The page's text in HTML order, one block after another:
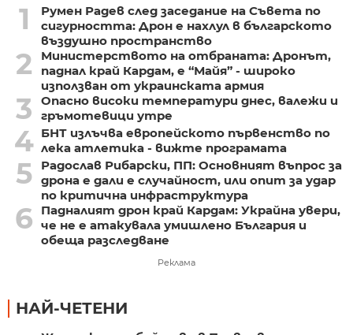
1
Румен Радев след заседание на Съвета по
сигурността: Дрон е нахлул в българското
въздушно пространство
2
Министерството на отбраната: Дронът,
паднал край Кардам, е “Майя” - широко
използван от украинската армия
3
Опасно високи температури днес, валежи и
гръмотевици утре
4 БНТ излъчва европейското първенство по
лека атлетика - вижте програмата
5
Радослав Рибарски, ПП: Основният въпрос за
дрона е дали е случайност, или опит за удар
по критична инфраструктура
6
Падналият дрон край Кардам: Украйна увери,
че не е атакувала умишлено България и
обеща разследване
Реклама
НАЙ-ЧЕТЕНИ